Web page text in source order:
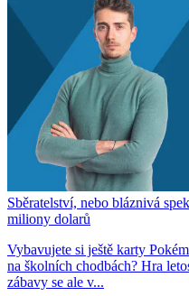
Sběratelství, nebo bláznivá
miliony dolarů
Vybavujete si ještě karty
na školních chodbách? Hra
zábavy se ale v...